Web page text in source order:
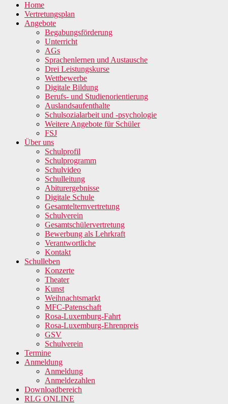
Home
Vertretungsplan
Angebote
Begabungsförderung
Unterricht
AGs
Sprachenlernen und Austausche
Drei Leistungskurse
Wettbewerbe
Digitale Bildung
Berufs- und Studienorientierung
Auslandsaufenthalte
Schulsozialarbeit und -psychologie
Weitere Angebote für Schüler
FSJ
Über uns
Schulprofil
Schulprogramm
Schulvideo
Schulleitung
Abiturergebnisse
Digitale Schule
Gesamtelternvertretung
Schulverein
Gesamtschülervertretung
Bewerbung als Lehrkraft
Verantwortliche
Kontakt
Schulleben
Konzerte
Theater
Kunst
Weihnachtsmarkt
MFC-Patenschaft
Rosa-Luxemburg-Fahrt
Rosa-Luxemburg-Ehrenpreis
GSV
Schulverein
Termine
Anmeldung
Anmeldung
Anmeldezahlen
Downloadbereich
RLG ONLINE